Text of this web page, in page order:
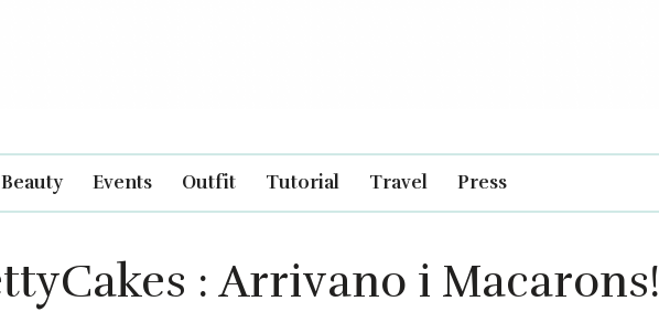
Beauty Events Outfit Tutorial Travel Press
: Arrivano i Macarons!